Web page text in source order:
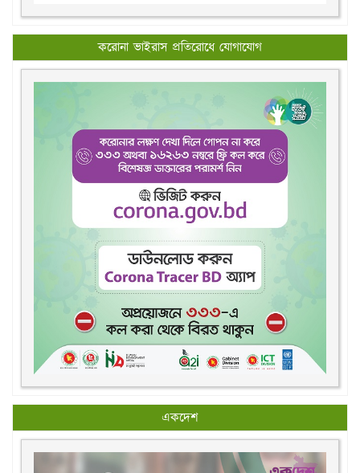
করোনা ভাইরাস প্রতিরোধে যোগাযোগ
একদেশ